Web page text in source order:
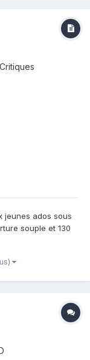
Critiques
jeunes ados sous
souple et 130
que je suis
rom...